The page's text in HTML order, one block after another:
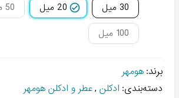
30 میل 20 میل
50 میل
100 میل
برند: هومهر
دسته‌بندی: ادکلن ,عطر و ادکلن هومهر